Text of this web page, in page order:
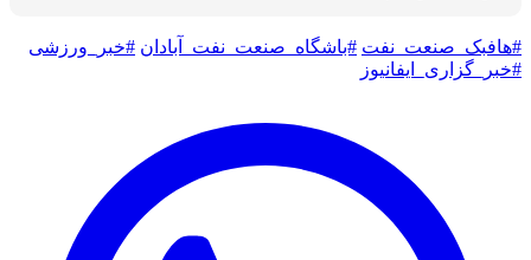
#هافبک_صنعت_نفت #باشگاه_صنعت_نفت_آبادان #خبر_ورزشی
#خبر_گزاری_ایفانیوز